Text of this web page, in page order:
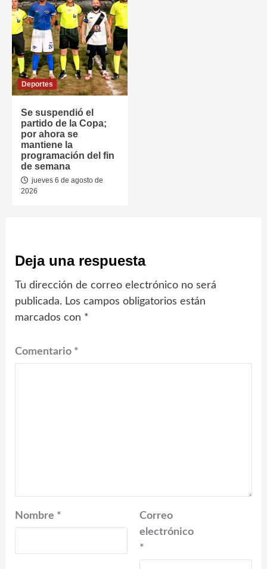
Deportes
Se suspendió el
partido de la Copa;
por ahora se
mantiene la
programación del fin
de semana
jueves 6 de agosto de
2026
Deja una respuesta
Tu dirección de correo electrónico no será
publicada. Los campos obligatorios están
marcados con *
Comentario *
Nombre *
Correo
electrónico
*